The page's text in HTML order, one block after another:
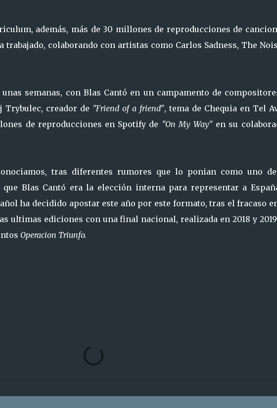
además, más de 30 millones de reproducciones de
trabajado, colaborando con artistas como Carlos Sadness, The
semanas, con Blas Cantó en un campamento de
creador de "Friend of a friend", tema de Chequia en Tel
de reproducciones en Spotify de "On My Way"en su
tras diferentes rumores que lo ponian como uno
Blas Cantó era la elección interna para representar a
ha decidido apostar este año por este formato, tras el fracaso
ultimas ediciones con una final nacional, realizada en 2018 y
Operacion Triunfo.